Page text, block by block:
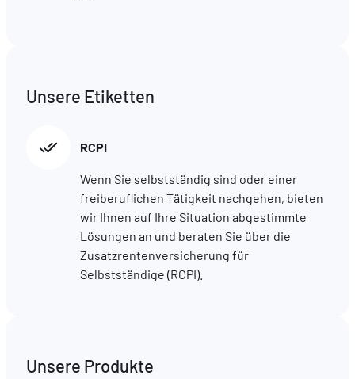
Unsere Etiketten
RCPI
Wenn Sie selbstständig sind oder einer
freiberuflichen Tätigkeit nachgehen, bieten
wir Ihnen auf Ihre Situation abgestimmte
Lösungen an und beraten Sie über die
Zusatzrentenversicherung für
Selbstständige (RCPI).
Unsere Produkte